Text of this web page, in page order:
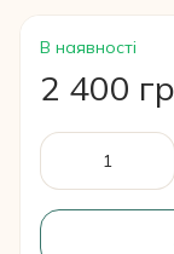
В наявності
2 400